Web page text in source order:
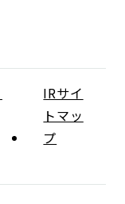
IRサイ
トマッ
プ